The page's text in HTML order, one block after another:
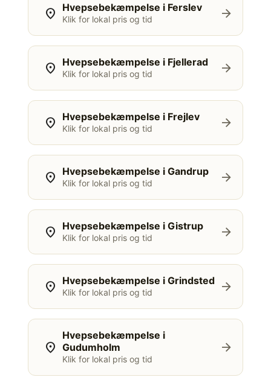
location_on Hvepsebekæmpelse i Ferslev
Klik for lokal pris og tid arrow_forward
location_on Hvepsebekæmpelse i Fjellerad
Klik for lokal pris og tid arrow_forward
location_on Hvepsebekæmpelse i Frejlev
Klik for lokal pris og tid arrow_forward
location_on Hvepsebekæmpelse i Gandrup
Klik for lokal pris og tid arrow_forward
location_on Hvepsebekæmpelse i Gistrup
Klik for lokal pris og tid arrow_forward
location_on Hvepsebekæmpelse i Grindsted
Klik for lokal pris og tid arrow_forward
location_on
Hvepsebekæmpelse i
Gudumholm
Klik for lokal pris og tid
arrow_forward